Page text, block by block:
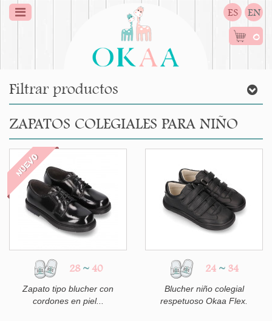
ES EN
0
Filtrar productos
ZAPATOS COLEGIALES PARA NIÑO
NUEVO
28 ~ 40
Zapato tipo blucher con
cordones en piel...
24 ~ 34
Blucher niño colegial
respetuoso Okaa Flex.